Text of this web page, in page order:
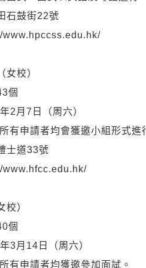
石鼓街22號
www.hpccss.edu.hk/
女校）
個
2月7日（周六）
有申請者均會獲邀小組形式進
士道33號
www.hfcc.edu.hk/
校）
個
3月14日（周六）
有申請者均獲邀參加面試。